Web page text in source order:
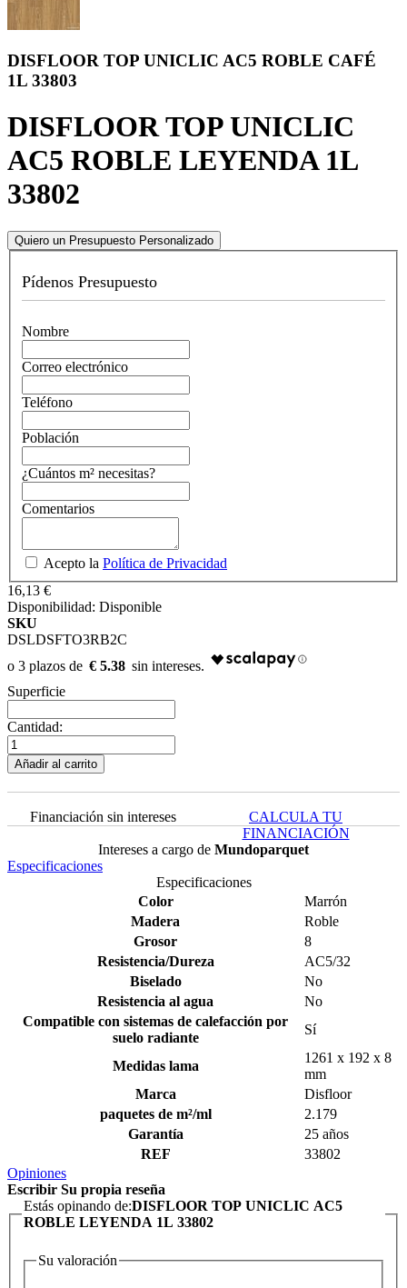
DISFLOOR TOP UNICLIC AC5 ROBLE CAFÉ
1L 33803
DISFLOOR TOP UNICLIC
AC5 ROBLE LEYENDA 1L
33802
Quiero un Presupuesto Personalizado
Pídenos Presupuesto
Nombre
Correo electrónico
Teléfono
Población
¿Cuántos m² necesitas?
Comentarios
Acepto la Política de Privacidad
16,13 €
Disponibilidad: Disponible
SKU
DSLDSFTO3RB2C
€ 5.38
Superficie
Cantidad:
Añadir al carrito
Financiación sin intereses
CALCULA TU
FINANCIACIÓN
Intereses a cargo de Mundoparquet
Especificaciones
Especificaciones
Color
Marrón
Madera
Roble
Grosor
8
Resistencia/Dureza
AC5/32
Biselado
No
Resistencia al agua
No
Compatible con sistemas de calefacción por
suelo radiante
Sí
Medidas lama
1261 x 192 x 8
mm
Marca
Disfloor
paquetes de m²/ml
2.179
Garantía
25 años
REF
33802
Opiniones
Escribir Su propia reseña
Estás opinando de:DISFLOOR TOP UNICLIC AC5
ROBLE LEYENDA 1L 33802
Su valoración